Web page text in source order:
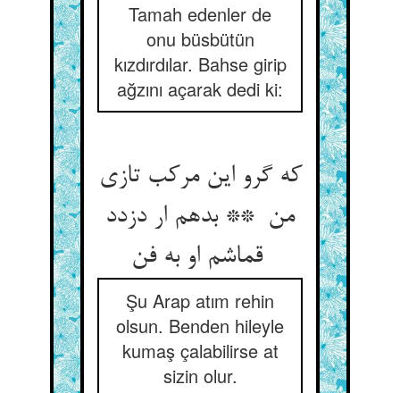
Tamah edenler de
onu büsbütün
kızdırdılar. Bahse girip
ağzını açarak dedi ki:
که گرو این مرکب تازی
من ** بدهم ار دزدد
قماشم او به فن
Şu Arap atım rehin
olsun. Benden hileyle
kumaş çalabilirse at
sizin olur.